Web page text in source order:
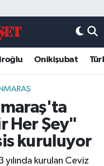
Onikişubat
Her Şey"
kuruluyor
kurulan Ceviz
Eczaneler
Haritası
ve Fikstür